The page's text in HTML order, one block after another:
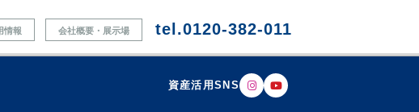
情報 会社概要・展示場 tel.0120-382-011
資産活用SNS